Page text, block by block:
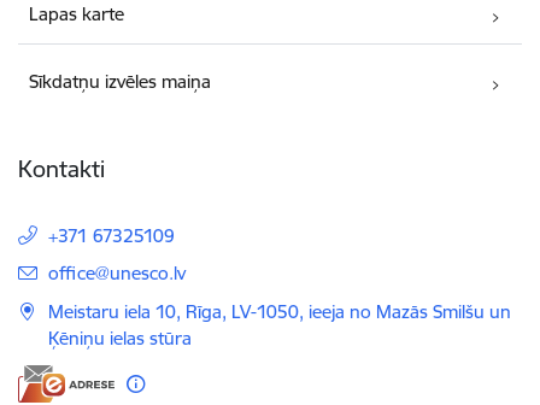
Lapas karte
Sīkdatņu izvēles maiņa
Kontakti
+371 67325109
E-pasts:
office@unesco.lv
Meistaru iela 10, Rīga, LV-1050, ieeja no Mazās Smilšu un
Ķēniņu ielas stūra